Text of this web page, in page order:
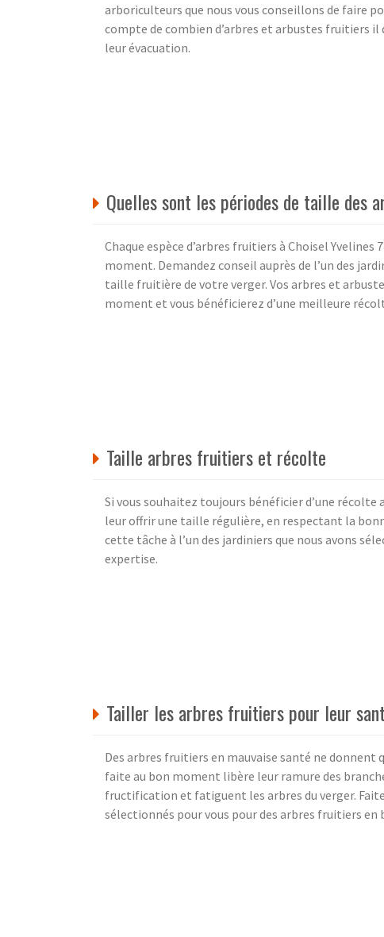
arboriculteurs que nous vous conseillons de faire
compte de combien d’arbres et arbustes fruitiers
leur évacuation.
Quelles sont les périodes de taille des
Chaque espèce d’arbres fruitiers à Choisel
moment. Demandez conseil auprès de l’un des
taille fruitière de votre verger. Vos arbres et
moment et vous bénéficierez d’une meilleure
Taille arbres fruitiers et récolte
Si vous souhaitez toujours bénéficier d’une
leur offrir une taille régulière, en respectant la
cette tâche à l’un des jardiniers que nous avons
expertise.
Tailler les arbres fruitiers pour leur
Des arbres fruitiers en mauvaise santé ne
faite au bon moment libère leur ramure des
fructification et fatiguent les arbres du verger.
sélectionnés pour vous pour des arbres fruitiers